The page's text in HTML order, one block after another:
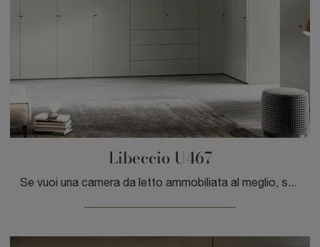
Libeccio U467
Se vuoi una camera da letto ammobiliata al meglio, scegli l'armadio Libeccio U467 con ante battenti di Moretti Compact Giorno Notte!